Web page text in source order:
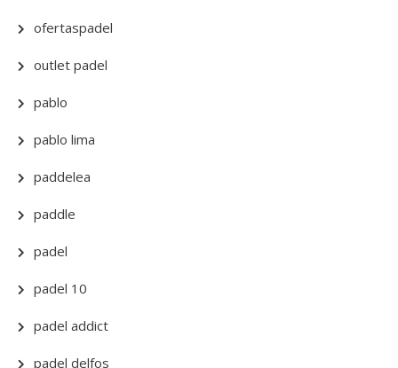
ofertaspadel
outlet padel
pablo
pablo lima
paddelea
paddle
padel
padel 10
padel addict
padel delfos